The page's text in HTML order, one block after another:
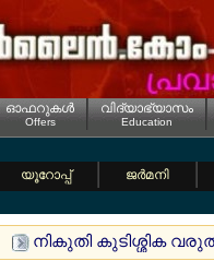
ഓഫറുകള്‍
Offers
വിദ്യാഭ്യാസം
Education
യൂറോപ്പ് ജര്‍മനി
നികുതി കുടിശ്ശിക